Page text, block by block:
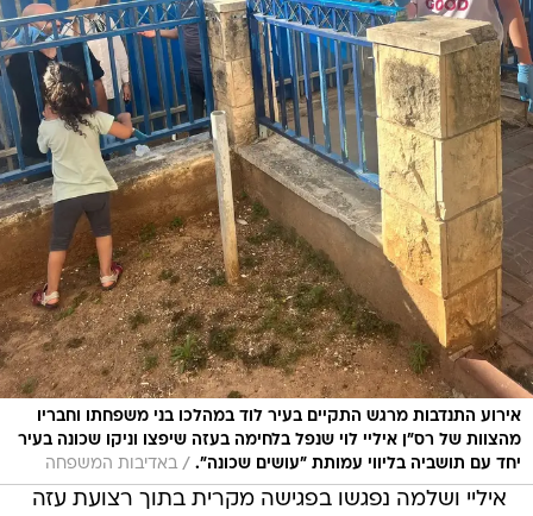
אירוע התנדבות מרגש התקיים בעיר לוד במהלכו בני משפחתו וחבריו
מהצוות של רס"ן איליי לוי שנפל בלחימה בעזה שיפצו וניקו שכונה בעיר
יחד עם תושביה בליווי עמותת "עושים שכונה". / באדיבות המשפחה
איליי ושלמה נפגשו בפגישה מקרית בתוך רצועת עזה